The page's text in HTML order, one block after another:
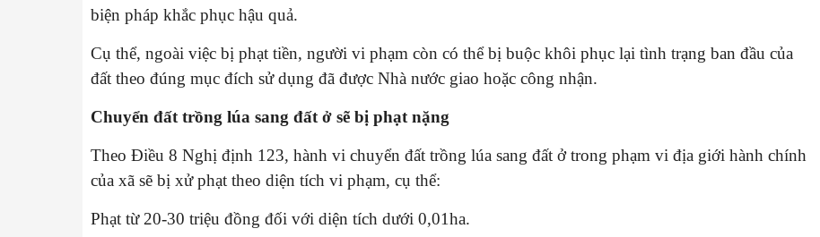
biện pháp khắc phục hậu quả.
Cụ thể, ngoài việc bị phạt tiền, người vi phạm còn có thể bị buộc khôi phục lại tình trạng ban đầu của
đất theo đúng mục đích sử dụng đã được Nhà nước giao hoặc công nhận.
Chuyển đất trồng lúa sang đất ở sẽ bị phạt nặng
Theo Điều 8 Nghị định 123, hành vi chuyển đất trồng lúa sang đất ở trong phạm vi địa giới hành chính
của xã sẽ bị xử phạt theo diện tích vi phạm, cụ thể:
Phạt từ 20-30 triệu đồng đối với diện tích dưới 0,01ha.